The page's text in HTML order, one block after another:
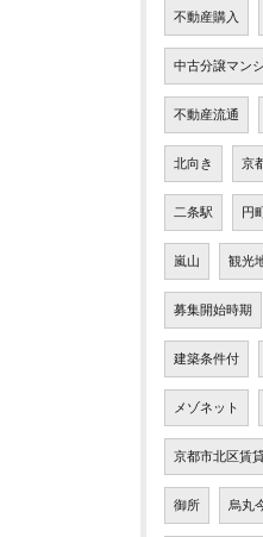
不動産購入
中古分譲マン
不動産流通
北向き 京
二条駅 円
嵐山 観光
募集開始時期
建築条件付
メゾネット
京都市北区賃
御所 烏丸